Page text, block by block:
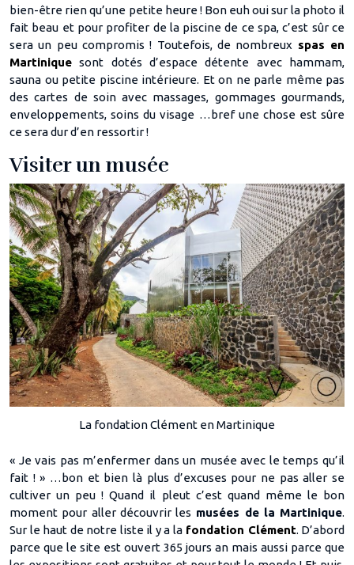
bien-être rien qu’une petite heure ! Bon euh oui sur la photo il
fait beau et pour profiter de la piscine de ce spa, c’est sûr ce
sera un peu compromis ! Toutefois, de nombreux spas en
Martinique sont dotés d’espace détente avec hammam,
sauna ou petite piscine intérieure. Et on ne parle même pas
des cartes de soin avec massages, gommages gourmands,
enveloppements, soins du visage …bref une chose est sûre
ce sera dur d’en ressortir !
Visiter un musée
La fondation Clément en Martinique
« Je vais pas m’enfermer dans un musée avec le temps qu’il
fait ! » …bon et bien là plus d’excuses pour ne pas aller se
cultiver un peu ! Quand il pleut c’est quand même le bon
moment pour aller découvrir les musées de la Martinique.
Sur le haut de notre liste il y a lafondation Clément. D’abord
parce que le site est ouvert 365 jours an mais aussi parce que